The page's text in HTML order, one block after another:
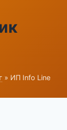
» ИП Info Line